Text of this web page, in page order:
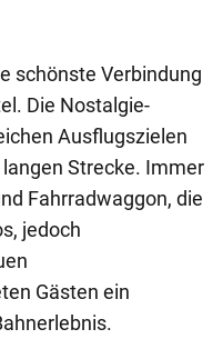
schönste Verbindung
Die Nostalgie-
Ausflugszielen
Strecke. Immer
Fahrradwaggon, die
jedoch
Gästen ein